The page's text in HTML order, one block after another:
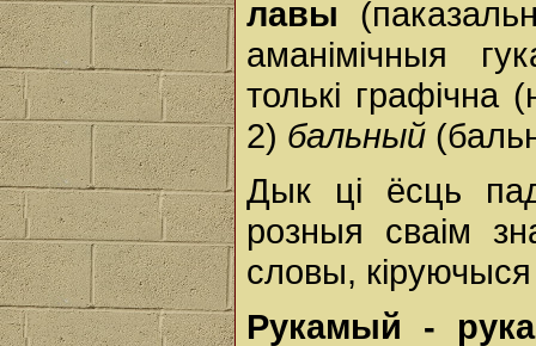
лавы
аманімічныя
толькі графічна
2) бальный
Дык ці ёсць
розныя сваім
словы,
Рукамый -